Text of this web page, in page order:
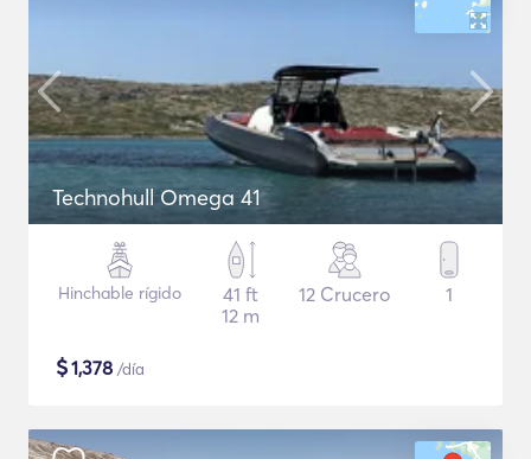
Technohull Omega 41
Hinchable rígido
41 ft
12 m
12 Crucero 1
$1,378 /día